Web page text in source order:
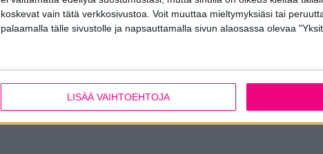
koskevat vain tätä verkkosivustoa. Voit muuttaa mieltymyksiäsi tai
palaamalla tälle sivustolle ja napsauttamalla sivun alaosassa olevaa
LISÄÄ VAIHTOEHTOJA
PYYDÄ